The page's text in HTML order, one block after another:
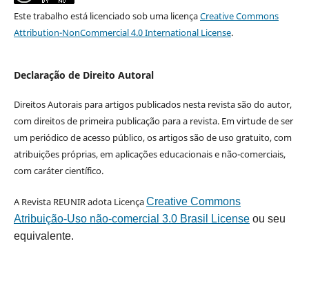
Este trabalho está licenciado sob uma licençaCreative Commons
Attribution-NonCommercial 4.0 International License.
Declaração de Direito Autoral
Direitos Autorais para artigos publicados nesta revista são do autor,
com direitos de primeira publicação para a revista. Em virtude de ser
um periódico de acesso público, os artigos são de uso gratuito, com
atribuições próprias, em aplicações educacionais e não-comerciais,
com caráter científico.
A Revista REUNIR adota LicençaCreative Commons
Atribuição-Uso não-comercial 3.0 Brasil Licenseou seu
equivalente.